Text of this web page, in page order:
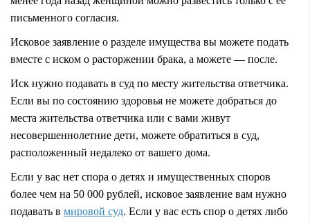
письменного согласия.
Исковое заявление о разделе имущества вы можете подать
вместе с иском о расторжении брака, а можете — после.
Иск нужно подавать в суд по месту жительства ответчика.
Если вы по состоянию здоровья не можете добраться до
места жительства ответчика или с вами живут
несовершеннолетние дети, можете обратиться в суд,
расположенный недалеко от вашего дома.
Если у вас нет спора о детях и имущественных споров
более чем на 50 000 рублей, исковое заявление вам нужно
подавать в мировой суд. Если у вас есть спор о детях либо